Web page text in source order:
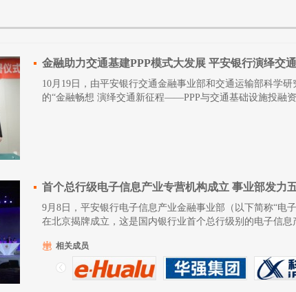
金融助力交通基建PPP模式大发展 平安银行演绎交
10月19日，由平安银行交通金融事业部和交通运输部科学研
的“金融畅想 演绎交通新征程——PPP与交通基础设施投融
首个总行级电子信息产业专营机构成立 事业部发力
9月8日，平安银行电子信息产业金融事业部（以下简称“电子
在北京揭牌成立，这是国内银行业首个总行级别的电子信息
相关成员